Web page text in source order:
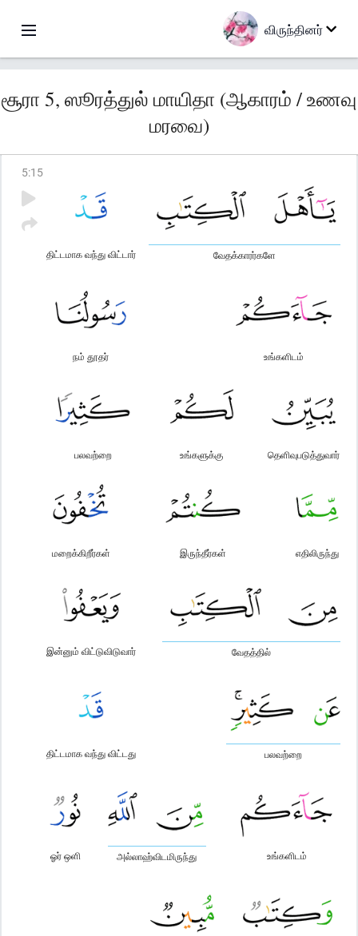
விருந்தினர்
சூரா 5, ஸூரத்துல் மாயிதா (ஆகாரம் / உணவு
மரவை)
5:15
வேதக்காரர்களே
திட்டமாக வந்து விட்டார்
உங்களிடம்
நம் தூதர்
தெளிவுபடுத்துவார்
உங்களுக்கு
பலவற்றை
எதிலிருந்து
இருந்தீர்கள்
மறைக்கிறீர்கள்
வேதத்தில்
இன்னும் விட்டுவிடுவார்
பலவற்றை
திட்டமாக வந்து விட்டது
உங்களிடம்
அல்லாஹ்விடமிருந்து
ஓர் ஒளி